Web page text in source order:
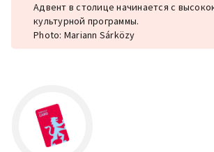
Адвент в столице начинается с
культурной программы.
Photo: Mariann Sárközy